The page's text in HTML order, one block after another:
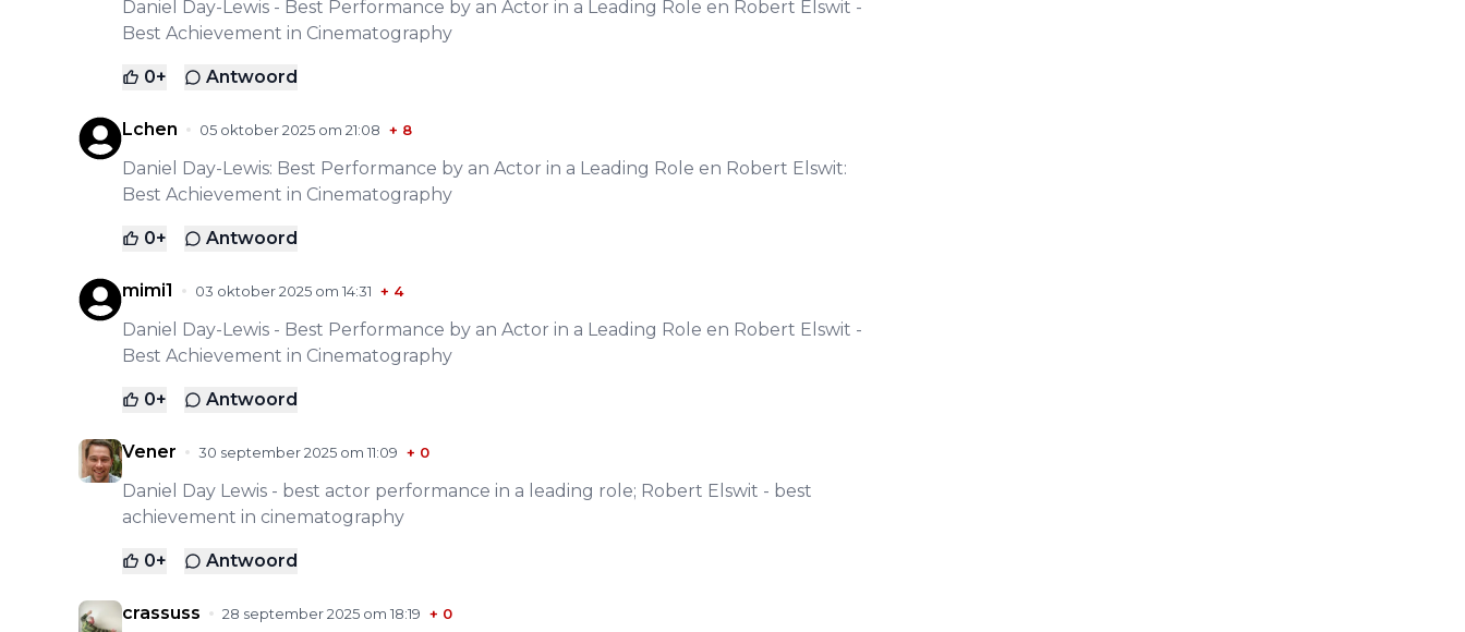
Daniel Day-Lewis - Best Performance by an Actor in a Leading Role en Robert Elswit -
Best Achievement in Cinematography
0+ Antwoord
Lchen 05 oktober 2025 om 21:08 + 8
Daniel Day-Lewis: Best Performance by an Actor in a Leading Role en Robert Elswit:
Best Achievement in Cinematography
0+ Antwoord
mimi1 03 oktober 2025 om 14:31 + 4
Daniel Day-Lewis - Best Performance by an Actor in a Leading Role en Robert Elswit -
Best Achievement in Cinematography
0+ Antwoord
Vener 30 september 2025 om 11:09 + 0
Daniel Day Lewis - best actor performance in a leading role; Robert Elswit - best
achievement in cinematography
0+ Antwoord
crassuss 28 september 2025 om 18:19 + 0